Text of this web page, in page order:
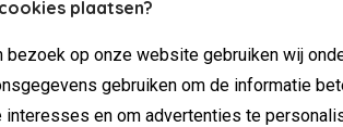
plaatsen?
bezoek op onze website gebruiken wij
gebruiken om de informatie
interesses en om advertenties te